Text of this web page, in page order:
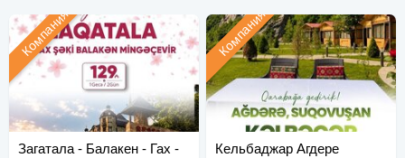
Загатала - Балакен - Гах -
Компания
Кельбаджар Агдере
Компания